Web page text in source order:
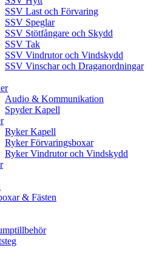
SSV Last och Förvaring
SSV Speglar
SSV Stötfångare och Skydd
SSV Tak
SSV Vindrutor och Vindskydd
SSV Vinschar och Draganordningar
Audio & Kommunikation
Spyder Kapell
Ryker Kapell
Ryker Förvaringsboxar
Ryker Vindrutor och Vindskydd
& Fästen